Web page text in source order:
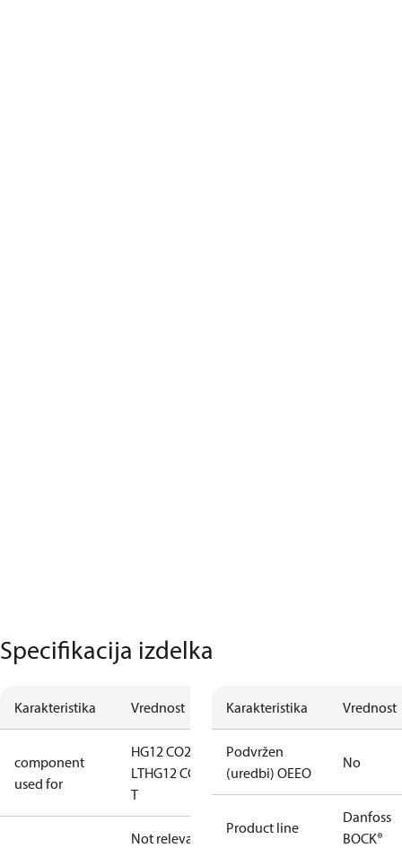
Specifikacija izdelka
Karakteristika Vrednost
component
used for
HG12 CO2
LTHG12 CO2
T
Not relevant
Karakteristika Vrednost
Podvržen
(uredbi) OEEO
No
Product line
Danfoss
BOCK®